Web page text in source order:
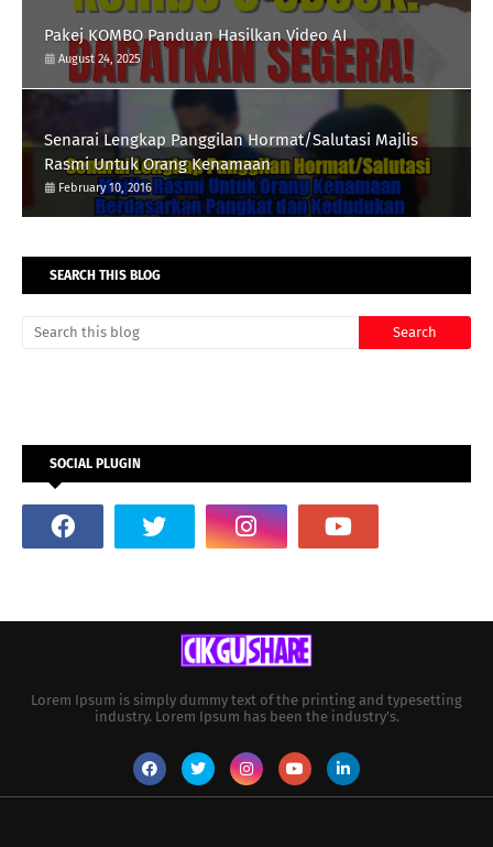
Pakej KOMBO Panduan Hasilkan Video AI
August 24, 2025
Senarai Lengkap Panggilan Hormat/Salutasi Majlis
Rasmi Untuk Orang Kenamaan
February 10, 2016
SEARCH THIS BLOG
SOCIAL PLUGIN
Lorem Ipsum is simply dummy text of the printing and typesetting
industry. Lorem Ipsum has been the industry's.